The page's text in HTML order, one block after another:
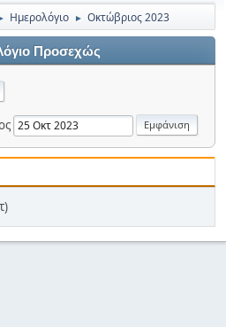
Ημερολόγιο ► Οκτώβριος 2023
Προσεχώς